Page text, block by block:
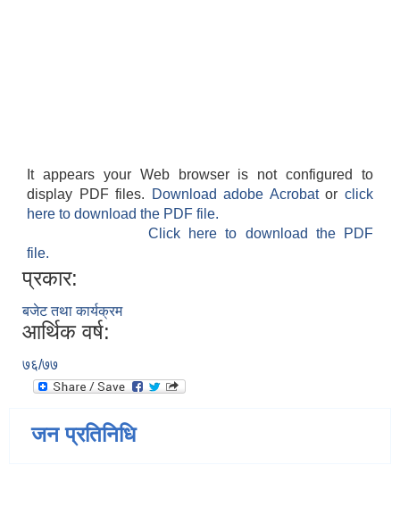
It appears your Web browser is not configured to
display PDF files.
Download adobe Acrobatorclick
here to download the PDF file.
Click here to download the PDF
file.
प्रकार:
बजेट तथा कार्यक्रम
आर्थिक वर्ष:
७६/७७
जन प्रतिनिधि